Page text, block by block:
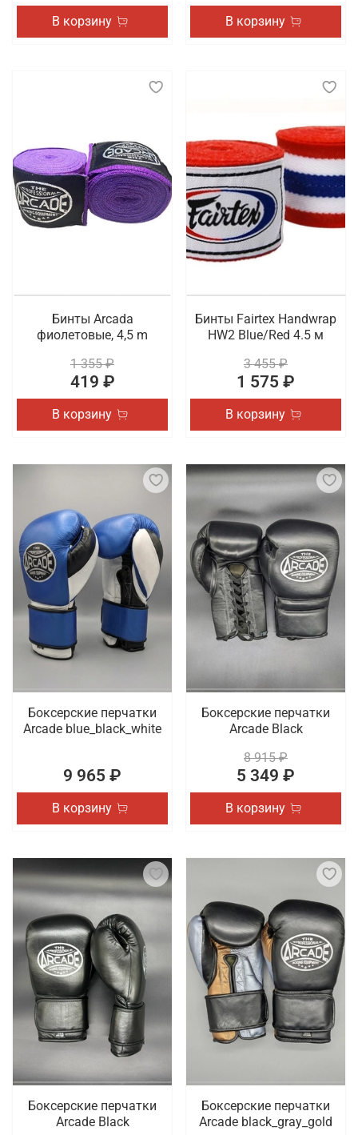
В корзину В корзину
Бинты Arcada
фиолетовые, 4,5 m
1 355 ₽
419 ₽
В корзину
Бинты Fairtex Handwrap
HW2 Blue/Red 4.5 м
3 455 ₽
1 575 ₽
В корзину
Боксерские перчатки
Arcade blue_black_white
9 965 ₽
В корзину
Боксерские перчатки
Arcade Black
8 915 ₽
5 349 ₽
В корзину
Боксерские перчатки
Arcade Black
Боксерские перчатки
Arcade black_gray_gold